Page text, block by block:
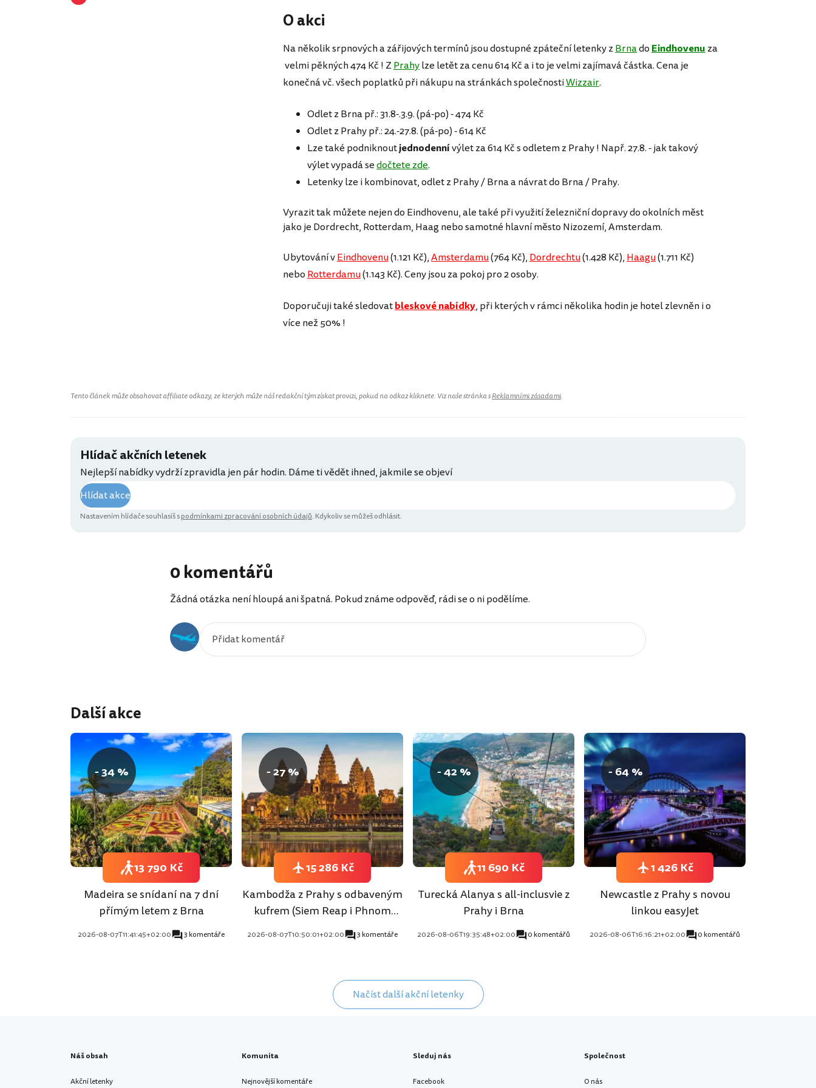
O akci
Na několik srpnových a zářijových termínů jsou dostupné zpáteční letenky zBrnadoEindhovenuza
velmi pěkných 474 Kč ! ZPrahylze letět za cenu 614 Kč a i to je velmi zajímavá částka. Cena je
konečná vč. všech poplatků při nákupu na stránkách společnostiWizzair.
Odlet z Brna př.: 31.8-.3.9. (pá-po) - 474 Kč
Odlet z Prahy př.: 24.-27.8. (pá-po) - 614 Kč
Lze také podniknoutjednodennívýlet za 614 Kč s odletem z Prahy ! Např. 27.8. - jak takový
výlet vypadá sedočtete zde.
Letenky lze i kombinovat, odlet z Prahy / Brna a návrat do Brna / Prahy.
Vyrazit tak můžete nejen do Eindhovenu, ale také při využití železniční dopravy do okolních měst
jako je Dordrecht, Rotterdam, Haag nebo samotné hlavní město Nizozemí, Amsterdam.
Ubytování vEindhovenu(1.121 Kč),Amsterdamu(764 Kč),Dordrechtu(1.428 Kč),Haagu(1.711 Kč)
neboRotterdamu(1.143 Kč). Ceny jsou za pokoj pro 2 osoby.
Doporučuji také sledovatbleskové nabídky, při kterých v rámci několika hodin je hotel zlevněn i o
více než 50% !
Tento článek může obsahovat affiliate odkazy, ze kterých může náš redakční tým získat provizi, pokud na odkaz kliknete. Viz naše stránka sReklamními zásadami.
Hlídač akčních letenek
Nejlepší nabídky vydrží zpravidla jen pár hodin. Dáme ti vědět ihned, jakmile se objeví
Hlídat akce
Nastavením hlídače souhlasíš spodmínkami zpracování osobních údajů. Kdykoliv se můžeš odhlásit.
0 komentářů
Žádná otázka není hloupá ani špatná. Pokud známe odpověď, rádi se o ni podělíme.
Další akce
- 34 %
Madeira se snídaní na 7 dní
přímým letem z Brna
2026-08-07T11:41:45+02:00 3 komentáře
13 790 Kč
- 27 %
Kambodža z Prahy s odbaveným
kufrem (Siem Reap i Phnom
2026-08-07T10:50:01+02:00 3 komentáře
15 286 Kč
- 42 %
Turecká Alanya s all-inclusvie z
Prahy i Brna
2026-08-06T19:35:48+02:00 0 komentářů
11 690 Kč
- 64 %
Newcastle z Prahy s novou
linkou easyJet
2026-08-06T16:16:21+02:00 0 komentářů
1 426 Kč
Načíst další akční letenky
Náš obsah
Akční letenky
Komunita
Nejnovější komentáře
Sleduj nás
Facebook
Společnost
O nás